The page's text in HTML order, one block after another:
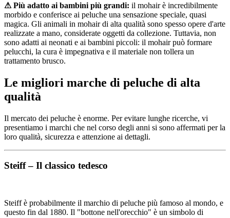
⚠ Più adatto ai bambini più grandi: il mohair è incredibilmente
morbido e conferisce ai peluche una sensazione speciale, quasi
magica. Gli animali in mohair di alta qualità sono spesso opere d'arte
realizzate a mano, considerate oggetti da collezione. Tuttavia, non
sono adatti ai neonati e ai bambini piccoli: il mohair può formare
pelucchi, la cura è impegnativa e il materiale non tollera un
trattamento brusco.
Le migliori marche di peluche di alta
qualità
Il mercato dei peluche è enorme. Per evitare lunghe ricerche, vi
presentiamo i marchi che nel corso degli anni si sono affermati per la
loro qualità, sicurezza e attenzione ai dettagli.
Steiff – Il classico tedesco
Steiff è probabilmente il marchio di peluche più famoso al mondo, e
questo fin dal 1880. Il "bottone nell'orecchio" è un simbolo di